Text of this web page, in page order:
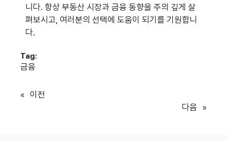
니다. 항상 부동산 시장과 금융 동향을 주의 깊게 살
펴보시고, 여러분의 선택에 도움이 되기를 기원합니
다.
Tag:
금융
« 이전
다음 »